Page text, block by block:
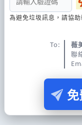
為避免垃圾訊息，請協
To:
薇
聯
免